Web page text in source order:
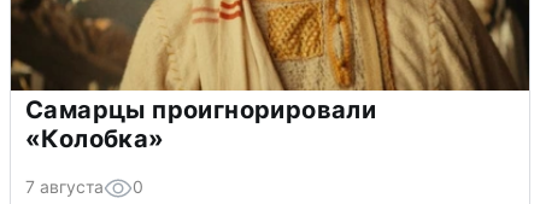
Самарцы проигнорировали
«Колобка»
7 августа 0